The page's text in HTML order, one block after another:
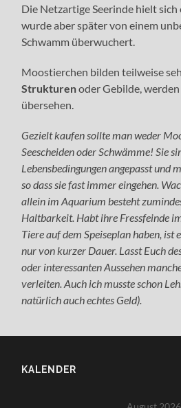
Die Netzartige Seerinde hielt sich
wurde aber später von einem
Schwamm überwuchert.
Moostierchen bilden teilweise
Strukturenoder Gebilde,
übersehen.
Gezielt kaufen sollte man weder
Seescheiden oder Schwämme! Sie
Lebensbedingungen angepasst und
so dass sie fast immer eingehen.
allein im Aquarium besteht
Haltbarkeit. Habt ihre Fressfeinde
Tiere auf dem Speiseplan haben, ist
nur von kurzer Dauer. Lasst Euch
oder interessanten Aussehen
verleiten. Auch ich musste schon
natürlich auch echtes Geld).
KALENDER